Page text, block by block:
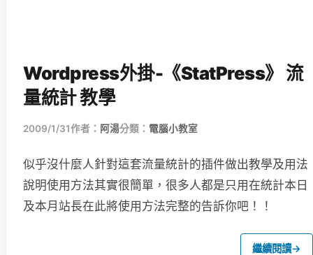
Wordpress外掛-《StatPress》 流
量統計 教學
2009/1/31作者： 阿湯分類： 電腦小教室
似乎沒什麼人針對這套流量統計的插件做出教學及用法
說明使用方法其實很簡單，很多人都是只用在統計本日
及本月站長在此將使用方法完整的告訴你吧！！
繼續閱讀→